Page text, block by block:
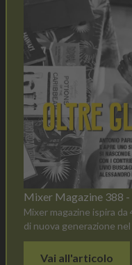
Mixer Magazine 388
Mixer magazine ispira
di nuova generazione
Vai all'articolo